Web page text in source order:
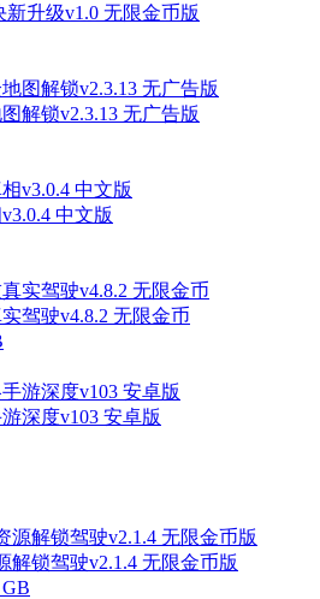
升级v1.0 无限金币版
解锁v2.3.13 无广告版
中文版
驾驶v4.8.2 无限金币
深度v103 安卓版
解锁驾驶v2.1.4 无限金币版